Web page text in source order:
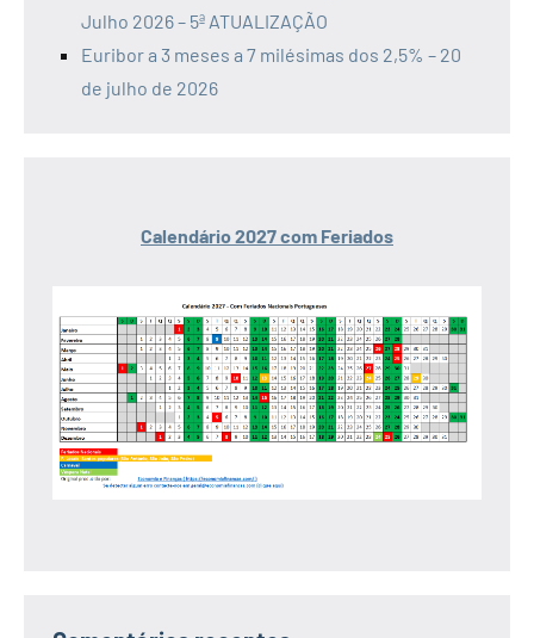
Julho 2026 – 5ª ATUALIZAÇÃO
Euribor a 3 meses a 7 milésimas dos 2,5% – 20
de julho de 2026
Calendário 2027 com Feriados